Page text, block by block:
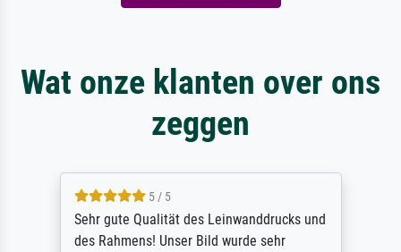
Wat onze klanten over ons
zeggen
5 / 5
Sehr gute Qualität des Leinwanddrucks und
des Rahmens! Unser Bild wurde sehr